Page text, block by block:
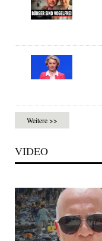
Weitere >>
VIDEO